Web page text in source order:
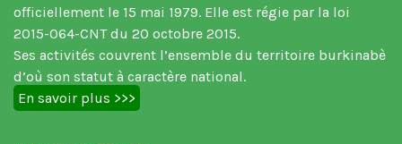
officiellement le 15 mai 1979. Elle est régie par la loi
2015-064-CNT du 20 octobre 2015.
Ses activités couvrent l’ensemble du territoire burkinabè
d’où son statut à caractère national.
En savoir plus >>>